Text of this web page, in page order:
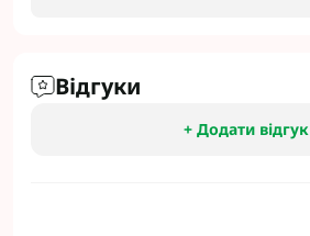
Відгуки
+ Додати відгук